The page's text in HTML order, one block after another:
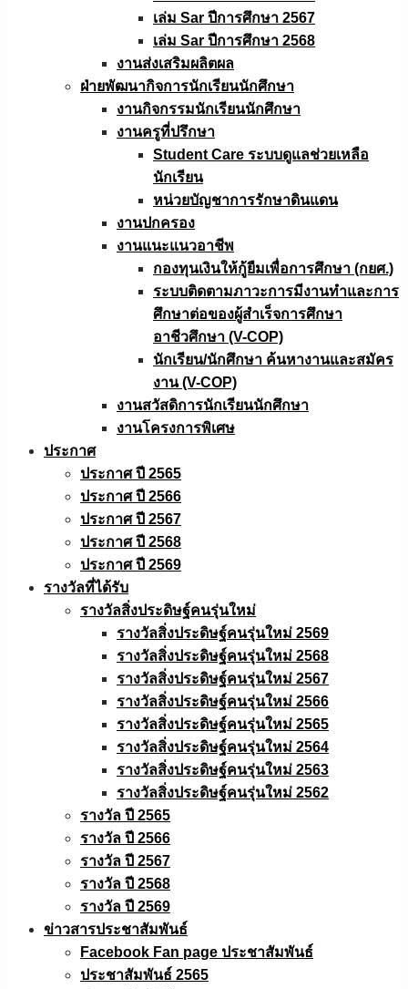
เล่ม Sar ปีการศึกษา 2567
เล่ม Sar ปีการศึกษา 2568
งานส่งเสริมผลิตผล
ฝ่ายพัฒนากิจการนักเรียนนักศึกษา
งานกิจกรรมนักเรียนนักศึกษา
งานครูที่ปรึกษา
Student Care ระบบดูแลช่วยเหลือ
นักเรียน
หน่วยบัญชาการรักษาดินแดน
งานปกครอง
งานแนะแนวอาชีพ
กองทุนเงินให้กู้ยืมเพื่อการศึกษา (กยศ.)
ระบบติดตามภาวะการมีงานทำและการ
ศึกษาต่อของผู้สำเร็จการศึกษา
อาชีวศึกษา (V-COP)
นักเรียน/นักศึกษา ค้นหางานและสมัคร
งาน (V-COP)
งานสวัสดิการนักเรียนนักศึกษา
งานโครงการพิเศษ
ประกาศ
ประกาศ ปี 2565
ประกาศ ปี 2566
ประกาศ ปี 2567
ประกาศ ปี 2568
ประกาศ ปี 2569
รางวัลที่ได้รับ
รางวัลสิ่งประดิษฐ์คนรุ่นใหม่
รางวัลสิ่งประดิษฐ์คนรุ่นใหม่ 2569
รางวัลสิ่งประดิษฐ์คนรุ่นใหม่ 2568
รางวัลสิ่งประดิษฐ์คนรุ่นใหม่ 2567
รางวัลสิ่งประดิษฐ์คนรุ่นใหม่ 2566
รางวัลสิ่งประดิษฐ์คนรุ่นใหม่ 2565
รางวัลสิ่งประดิษฐ์คนรุ่นใหม่ 2564
รางวัลสิ่งประดิษฐ์คนรุ่นใหม่ 2563
รางวัลสิ่งประดิษฐ์คนรุ่นใหม่ 2562
รางวัล ปี 2565
รางวัล ปี 2566
รางวัล ปี 2567
รางวัล ปี 2568
รางวัล ปี 2569
ข่าวสารประชาสัมพันธ์
Facebook Fan page ประชาสัมพันธ์
ประชาสัมพันธ์ 2565